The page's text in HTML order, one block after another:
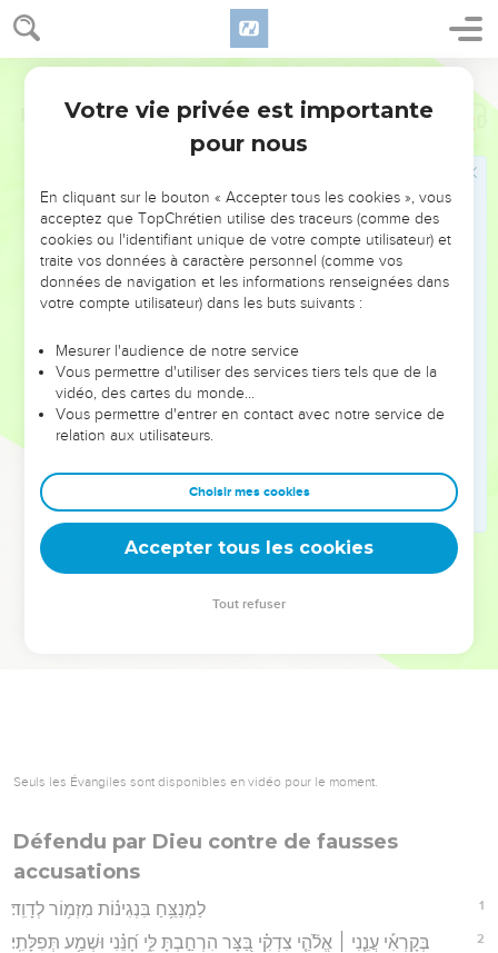
NE MANQUEZ PAS L’ÉVÉNEMENT
DE L’ANNÉE !
ET SI LEURS ERREURS POUVAIENT VOUS ÉVITER LES
VOTRES ?
leur foi ou leur vision. Mais on voit moins les doutes, les erreurs
et les saisons difficiles qu'ils ont traversés, alors même que ce
sont elles qui les ont façonnés.
Dans cette conférence, leaders, entrepreneurs, et responsables
clés pour avancer avec plus de sagesse afin que leurs erreurs
deviennent vos tremplins. Que vous guidiez un ministère, une
équipe, un groupe ou une famille, leur expérience est faite
Psaumes 4
Seuls les Évangiles sont disponibles en vidéo pour le moment.
Défendu par Dieu contre de fausses
accusations
1 לַמְנַצֵּ֥חַ בִּנְגִינ֗וֹת מִזְמ֥וֹר לְדָוִֽד׃
2 בְּקָרְאִ֡י עֲנֵ֤נִי ׀ אֱלֹ֘הֵ֤י צִדְקִ֗י בַּ֭צָּר הִרְחַ֣בְתָּ לִּ֑י חָ֝נֵּ֗נִי וּשְׁמַ֥ע תְּפִלָּתִֽי׃
Votre vie privée est importante
pour nous
En cliquant sur le bouton « Accepter tous les cookies », vous
acceptez que TopChrétien utilise des traceurs (comme des
cookies ou l'identifiant unique de votre compte utilisateur) et
traite vos données à caractère personnel (comme vos
données de navigation et les informations renseignées dans
votre compte utilisateur) dans les buts suivants :
Mesurer l'audience de notre service
Vous permettre d'utiliser des services tiers tels que de la
vidéo, des cartes du monde…
Vous permettre d'entrer en contact avec notre service de
relation aux utilisateurs.
Choisir mes cookies
Accepter tous les cookies
Tout refuser